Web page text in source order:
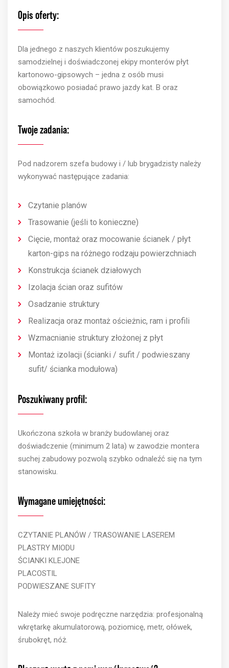
Opis oferty:
Dla jednego z naszych klientów poszukujemy
samodzielnej i doświadczonej ekipy monterów płyt
kartonowo-gipsowych – jedna z osób musi
obowiązkowo posiadać prawo jazdy kat. B oraz
samochód.
Twoje zadania:
Pod nadzorem szefa budowy i / lub brygadzisty należy
wykonywać następujące zadania:
Czytanie planów
Trasowanie (jeśli to konieczne)
Cięcie, montaż oraz mocowanie ścianek / płyt
karton-gips na różnego rodzaju powierzchniach
Konstrukcja ścianek działowych
Izolacja ścian oraz sufitów
Osadzanie struktury
Realizacja oraz montaż ościeżnic, ram i profili
Wzmacnianie struktury złożonej z płyt
Montaż izolacji (ścianki / sufit / podwieszany
sufit/ ścianka modułowa)
Poszukiwany profil:
Ukończona szkoła w branży budowlanej oraz
doświadczenie (minimum 2 lata) w zawodzie montera
suchej zabudowy pozwolą szybko odnaleźć się na tym
stanowisku.
Wymagane umiejętności:
CZYTANIE PLANÓW / TRASOWANIE LASEREM
PLASTRY MIODU
ŚCIANKI KLEJONE
PLACOSTIL
PODWIESZANE SUFITY
Należy mieć swoje podręczne narzędzia: profesjonalną
wkrętarkę akumulatorową, poziomicę, metr, ołówek,
śrubokręt, nóż.